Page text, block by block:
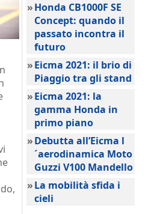
»Honda CB1000F SE
Concept: quando il
passato incontra il
futuro
»Eicma 2021: il brio di
Piaggio tra gli stand
»Eicma 2021: la
gamma Honda in
primo piano
»Debutta all’Eicma l
´aerodinamica Moto
Guzzi V100 Mandello
»La mobilità sfida i
cieli